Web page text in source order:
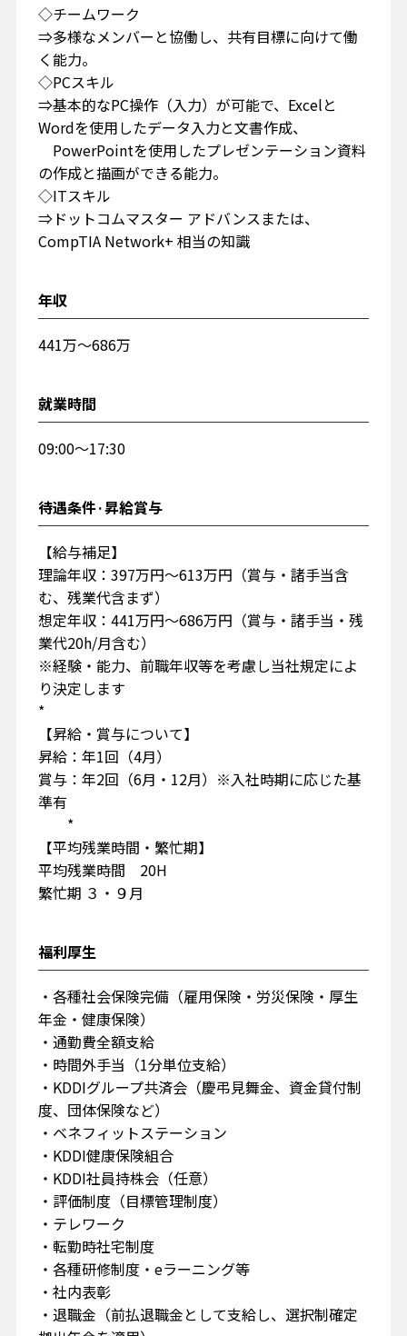
◇チームワーク
⇒多様なメンバーと協働し、共有目標に向けて働
く能力。
◇PCスキル
⇒基本的なPC操作（入力）が可能で、Excelと
Wordを使用したデータ入力と文書作成、
PowerPointを使用したプレゼンテーション資料
の作成と描画ができる能力。
◇ITスキル
⇒ドットコムマスター アドバンスまたは、
CompTIA Network+ 相当の知識
年収
441万〜686万
就業時間
09:00～17:30
待遇条件·昇給賞与
【給与補足】
理論年収：397万円～613万円（賞与・諸手当含
む、残業代含まず）
想定年収：441万円～686万円（賞与・諸手当・残
業代20h/月含む）
※経験・能力、前職年収等を考慮し当社規定によ
り決定します
*
【昇給・賞与について】
昇給：年1回（4月）
賞与：年2回（6月・12月）※入社時期に応じた基
準有
*
【平均残業時間・繁忙期】
平均残業時間 20H
繁忙期 ３・９月
福利厚生
・各種社会保険完備（雇用保険・労災保険・厚生
年金・健康保険）
・通勤費全額支給
・時間外手当（1分単位支給）
・KDDIグループ共済会（慶弔見舞金、資金貸付制
度、団体保険など）
・ベネフィットステーション
・KDDI健康保険組合
・KDDI社員持株会（任意）
・評価制度（目標管理制度）
・テレワーク
・転勤時社宅制度
・各種研修制度・eラーニング等
・社内表彰
・退職金（前払退職金として支給し、選択制確定